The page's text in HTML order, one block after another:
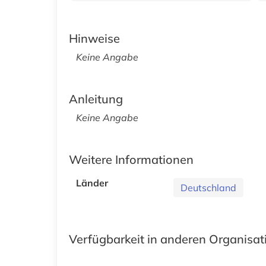
Hinweise
Keine Angabe
Anleitung
Keine Angabe
Weitere Informationen
Länder Deutschland
Verfügbarkeit in anderen